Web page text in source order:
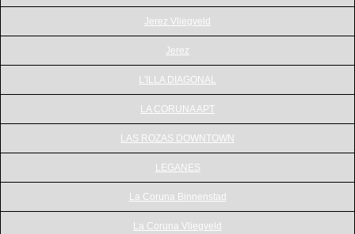
Jerez Vliegveld
Jerez
L'ILLA DIAGONAL
LA CORUNA APT
LAS ROZAS DOWNTOWN
LEGANES
La Coruna Binnenstad
La Coruna Vliegveld